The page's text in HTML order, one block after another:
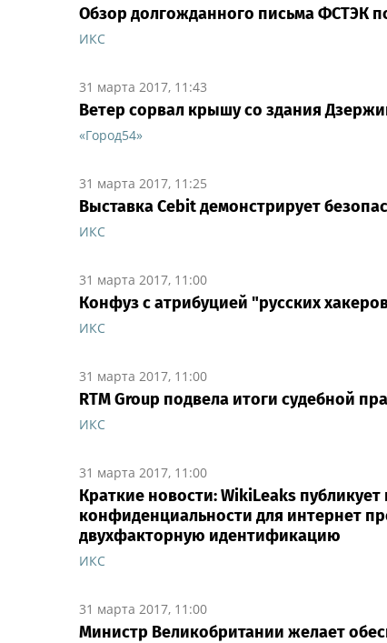
Обзор долгожданного письма ФСТЭК
ИКС
31 марта 2017, 11:43
Ветер сорвал крышу со здания
«Город54»
31 марта 2017, 11:25
Выставка Cebit демонстрирует
ИКС
31 марта 2017, 11:00
Конфуз с атрибуцией "русских
ИКС
31 марта 2017, 11:00
RTM Group подвела итоги судебной
ИКС
31 марта 2017, 11:00
Краткие новости: WikiLeaks
конфиденциальности для интернет
двухфакторную идентификацию
ИКС
31 марта 2017, 11:00
Министр Великобритании желает